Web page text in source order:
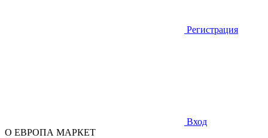
Регистрация
Вход
О ЕВРОПА МАРКЕТ